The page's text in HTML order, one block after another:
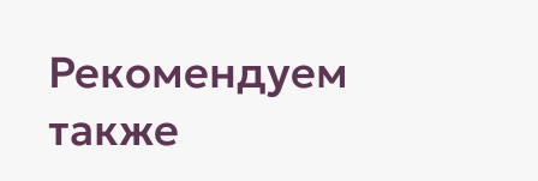
Рекомендуем
также